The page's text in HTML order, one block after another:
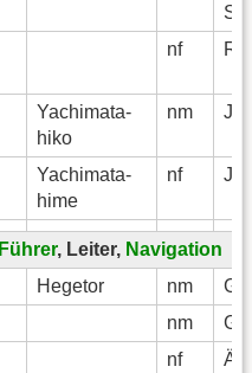
nf
Yachimata-
hiko
nm
Yachimata-
hime
nf
Führer, Leiter, Navigation
Hegetor nm
nm
nf